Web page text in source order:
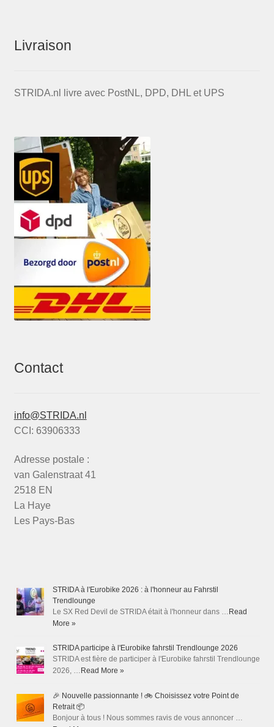
Livraison
STRIDA.nl livre avec PostNL, DPD, DHL et UPS
Contact
info@STRIDA.nl
CCI: 63906333
Adresse postale :
van Galenstraat 41
2518 EN
La Haye
Les Pays-Bas
STRIDA à l'Eurobike 2026 : à l'honneur au Fahrstil
Trendlounge
Le SX Red Devil de STRIDA était à l'honneur dans … Read
More »
STRIDA participe à l'Eurobike fahrstil Trendlounge 2026
STRIDA est fière de participer à l'Eurobike fahrstil Trendlounge
2026, … Read More »
🎉 Nouvelle passionnante ! 🚲 Choisissez votre Point de
Retrait 📦
Bonjour à tous ! Nous sommes ravis de vous annoncer …